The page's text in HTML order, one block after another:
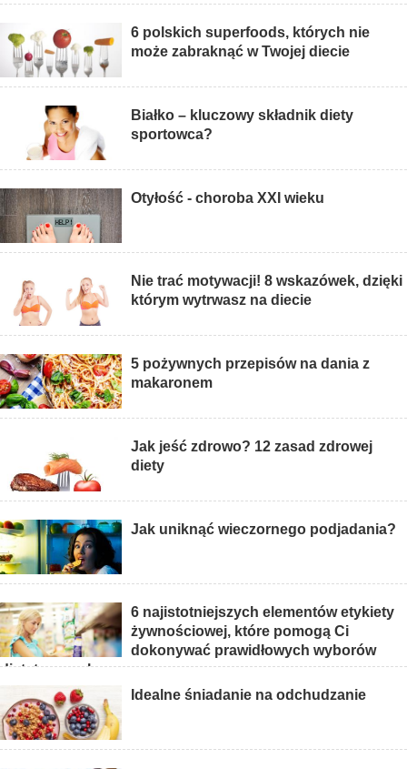
6 polskich superfoods, których nie
może zabraknąć w Twojej diecie
Białko – kluczowy składnik diety
sportowca?
Otyłość - choroba XXI wieku
Nie trać motywacji! 8 wskazówek, dzięki
którym wytrwasz na diecie
5 pożywnych przepisów na dania z
makaronem
Jak jeść zdrowo? 12 zasad zdrowej
diety
Jak uniknąć wieczornego podjadania?
6 najistotniejszych elementów etykiety
żywnościowej, które pomogą Ci
dokonywać prawidłowych wyborów
dietetycznych
Idealne śniadanie na odchudzanie